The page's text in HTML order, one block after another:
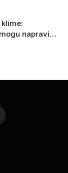
napraviti